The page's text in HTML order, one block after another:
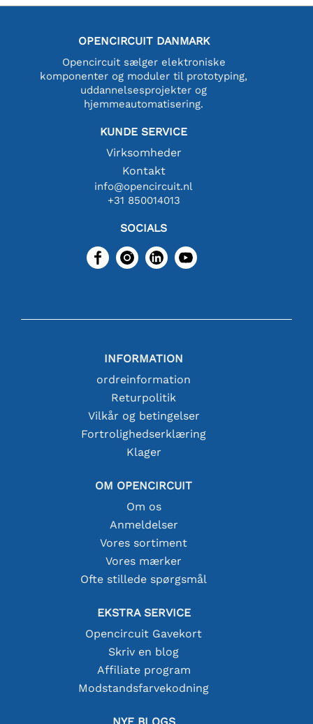
OPENCIRCUIT DANMARK
Opencircuit sælger elektroniske
komponenter og moduler til prototyping,
uddannelsesprojekter og
hjemmeautomatisering.
KUNDE SERVICE
Virksomheder
Kontakt
info@opencircuit.nl
+31 850014013
SOCIALS
INFORMATION
ordreinformation
Returpolitik
Vilkår og betingelser
Fortrolighedserklæring
Klager
OM OPENCIRCUIT
Om os
Anmeldelser
Vores sortiment
Vores mærker
Ofte stillede spørgsmål
EKSTRA SERVICE
Opencircuit Gavekort
Skriv en blog
Affiliate program
Modstandsfarvekodning
NYE BLOGS